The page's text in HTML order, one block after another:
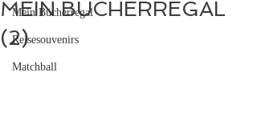
Mein Bücherregal
Reisesouvenirs
Matchball
MEIN BÜCHERREGAL
(2)